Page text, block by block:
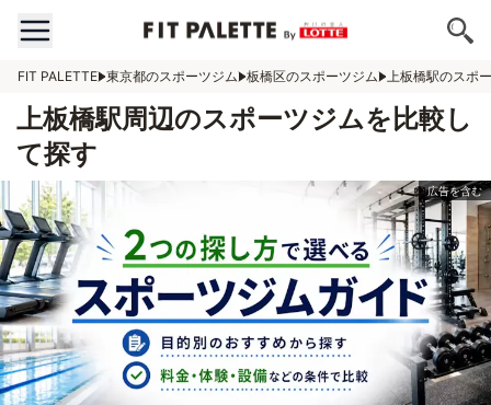
FIT PALETTE 東京都のスポーツジム 板橋区のスポーツジム 上板橋駅のスポ
上板橋駅周辺のスポーツジムを比較し
て探す